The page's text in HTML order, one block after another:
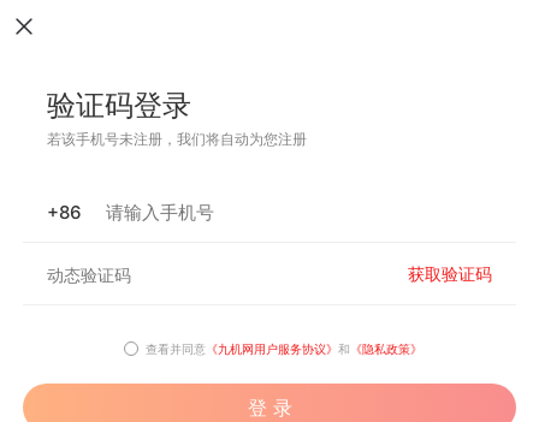
验证码登录
若该手机号未注册，我们将自动为您注册
+86
获取验证码
查看并同意 《九机网用户服务协议》 和 《隐私政策》
登 录